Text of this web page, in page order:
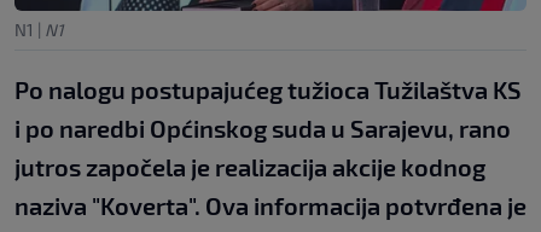
N1 | N1
Po nalogu postupajućeg tužioca Tužilaštva KS
i po naredbi Općinskog suda u Sarajevu, rano
jutros započela je realizacija akcije kodnog
naziva "Koverta". Ova informacija potvrđena je